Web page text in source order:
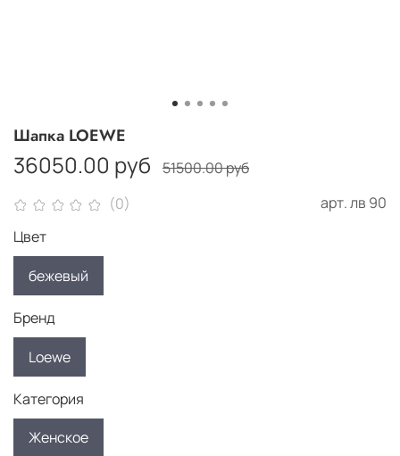
(0) арт.лв 90
Шапка LOEWE
36050.00 руб 51500.00 руб
Цвет
бежевый
Бренд
Loewe
Категория
Женское